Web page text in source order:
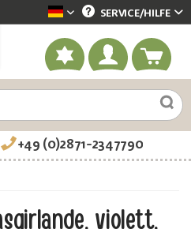
Dekotopia deutsch
SERVICE/HILFE
+49 (0)2871-2347790
violett,